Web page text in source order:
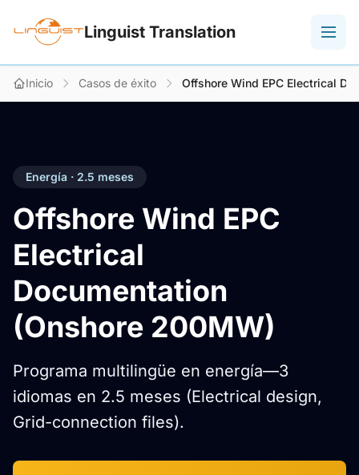
Linguist Translation
Inicio Casos de éxito Offshore Wind EPC Electrical
Energía · 2.5 meses
Offshore Wind EPC
Electrical
Documentation
(Onshore 200MW)
Programa multilingüe en energía—3
idiomas en 2.5 meses (Electrical design,
Grid-connection files).